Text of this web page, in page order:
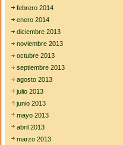
febrero 2014
enero 2014
diciembre 2013
noviembre 2013
octubre 2013
septiembre 2013
agosto 2013
julio 2013
junio 2013
mayo 2013
abril 2013
marzo 2013